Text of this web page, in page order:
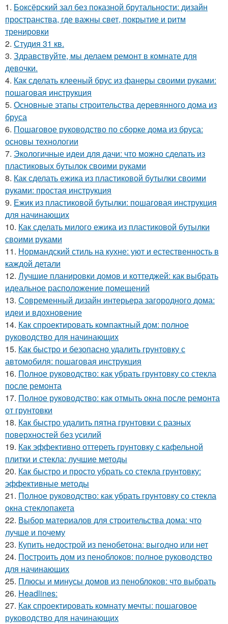
1. Боксёрский зал без показной брутальности: дизайн
пространства, где важны свет, покрытие и ритм
тренировки
2. Студия 31 кв.
3. Здравствуйте, мы делаем ремонт в комнате для
девочки.
4. Как сделать клееный брус из фанеры своими руками:
пошаговая инструкция
5. Основные этапы строительства деревянного дома из
бруса
6. Пошаговое руководство по сборке дома из бруса:
основы технологии
7. Экологичные идеи для дачи: что можно сделать из
пластиковых бутылок своими руками
8. Как сделать ежика из пластиковой бутылки своими
руками: простая инструкция
9. Ежик из пластиковой бутылки: пошаговая инструкция
для начинающих
10. Как сделать милого ежика из пластиковой бутылки
своими руками
11. Нормандский стиль на кухне: уют и естественность в
каждой детали
12. Лучшие планировки домов и коттеджей: как выбрать
идеальное расположение помещений
13. Современный дизайн интерьера загородного дома:
идеи и вдохновение
14. Как спроектировать компактный дом: полное
руководство для начинающих
15. Как быстро и безопасно удалить грунтовку с
автомобиля: пошаговая инструкция
16. Полное руководство: как убрать грунтовку со стекла
после ремонта
17. Полное руководство: как отмыть окна после ремонта
от грунтовки
18. Как быстро удалить пятна грунтовки с разных
поверхностей без усилий
19. Как эффективно оттереть грунтовку с кафельной
плитки и стекла: лучшие методы
20. Как быстро и просто убрать со стекла грунтовку:
эффективные методы
21. Полное руководство: как убрать грунтовку со стекла
окна стеклопакета
22. Выбор материалов для строительства дома: что
лучше и почему
23. Купить недострой из пенобетона: выгодно или нет
24. Построить дом из пеноблоков: полное руководство
для начинающих
25. Плюсы и минусы домов из пеноблоков: что выбрать
26. Headlines:
27. Как спроектировать комнату мечты: пошаговое
руководство для начинающих